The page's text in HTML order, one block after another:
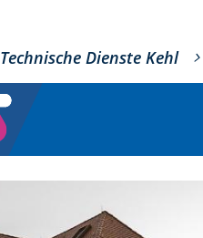
Technische Dienste Kehl